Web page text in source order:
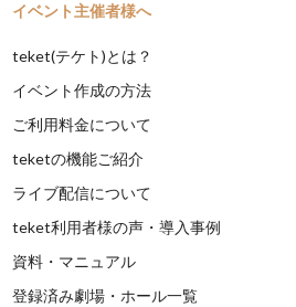
イベント主催者様へ
teket(テケト)とは？
イベント作成の方法
ご利用料金について
teketの機能ご紹介
ライブ配信について
teket利用者様の声・導入事例
資料・マニュアル
登録済み劇場・ホール一覧